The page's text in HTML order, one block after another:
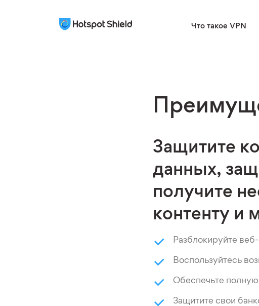
Что такое VPN
Защитите
данных,
получите
контенту и
Разблокируйте
Воспользуйтесь
Обеспечьте
Защитите свои